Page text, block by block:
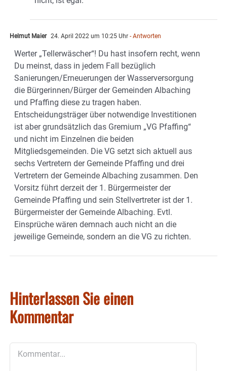
Helmut Maier 24. April 2022 um 10:25 Uhr - Antworten
Werter „Tellerwäscher“! Du hast insofern recht, wenn
Du meinst, dass in jedem Fall bezüglich
Sanierungen/Erneuerungen der Wasserversorgung
die Bürgerinnen/Bürger der Gemeinden Albaching
und Pfaffing diese zu tragen haben.
Entscheidungsträger über notwendige Investitionen
ist aber grundsätzlich das Gremium „VG Pfaffing“
und nicht im Einzelnen die beiden
Mitgliedsgemeinden. Die VG setzt sich aktuell aus
sechs Vertretern der Gemeinde Pfaffing und drei
Vertretern der Gemeinde Albaching zusammen. Den
Vorsitz führt derzeit der 1. Bürgermeister der
Gemeinde Pfaffing und sein Stellvertreter ist der 1.
Bürgermeister der Gemeinde Albaching. Evtl.
Einsprüche wären demnach auch nicht an die
jeweilige Gemeinde, sondern an die VG zu richten.
Hinterlassen Sie einen
Kommentar